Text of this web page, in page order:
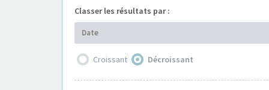
Classer les résultats par :
Date
Croissant Décroissant